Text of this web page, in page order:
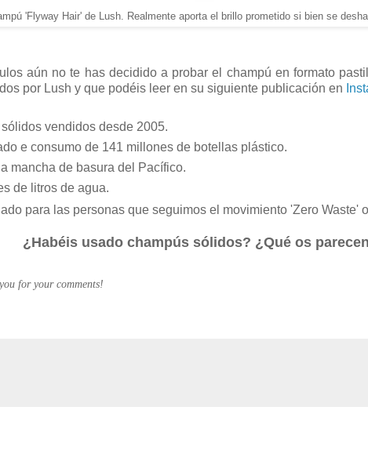
'Flyway Hair' de Lush. Realmente aporta el brillo prometido si bien se
aún no te has decidido a probar el champú en formato
por Lush y que podéis leer en su siguiente publicación en
vendidos desde 2005.
e consumo de 141 millones de botellas plástico.
mancha de basura del Pacífico.
de litros de agua.
para las personas que seguimos el movimiento 'Zero Waste'
¿Habéis usado champús sólidos? ¿Qué os
for your comments!